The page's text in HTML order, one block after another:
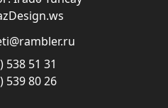
538 51 31
539 80 26